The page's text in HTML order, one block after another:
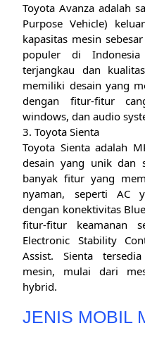
Toyota Avanza adalah
Purpose Vehicle)
kapasitas mesin
populer di
terjangkau dan
memiliki desain yang
dengan fitur-fitur
windows, dan audio
3. Toyota Sienta
Toyota Sienta adalah
desain yang unik dan
banyak fitur yang
nyaman, seperti AC
dengan konektivitas
fitur-fitur keamanan
Electronic Stability
Assist. Sienta
mesin, mulai dari
hybrid.
JENIS MOBIL